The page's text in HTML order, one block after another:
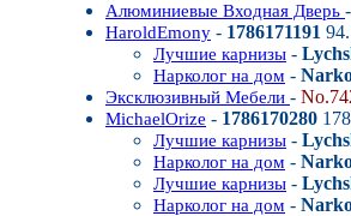
Алюминиевые Входная Дверь -
HaroldEmony - 1786171191
Лучшие карнизы -
Нарколог на дом -
Эксклюзивный Мебели -
MichaelOrize - 1786170280
Лучшие карнизы -
Нарколог на дом -
Лучшие карнизы -
Нарколог на дом -